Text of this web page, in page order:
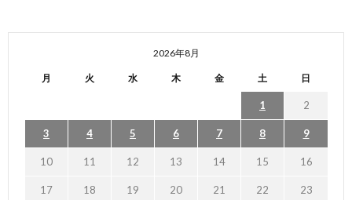
2026年8月
月 火 水 木 金 土 日
1 2
3 4 5 6 7 8 9
10 11 12 13 14 15 16
17 18 19 20 21 22 23